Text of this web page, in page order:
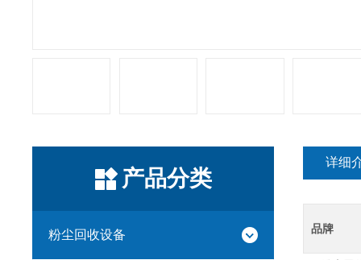
产品分类
粉尘回收设备
详细
品牌